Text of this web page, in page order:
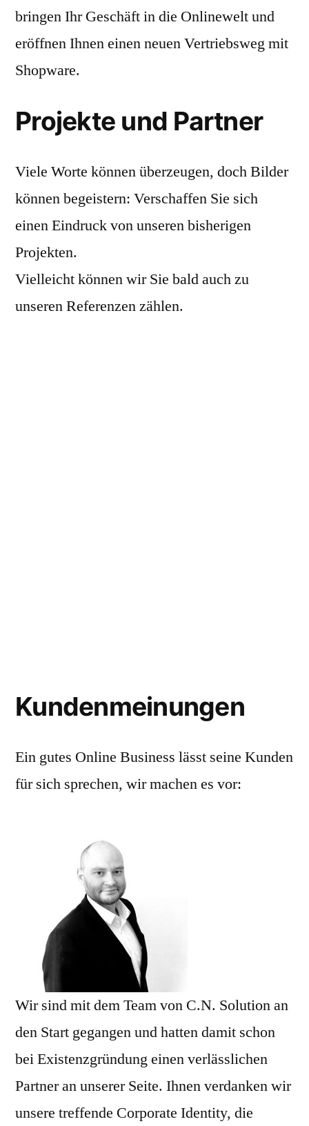
bringen Ihr Geschäft in die Onlinewelt und
eröffnen Ihnen einen neuen Vertriebsweg mit
Shopware.
Projekte und Partner
Viele Worte können überzeugen, doch Bilder
können begeistern: Verschaffen Sie sich
einen Eindruck von unseren bisherigen
Projekten.
Vielleicht können wir Sie bald auch zu
unseren Referenzen zählen.
Kundenmeinungen
Ein gutes Online Business lässt seine Kunden
für sich sprechen, wir machen es vor:
Wir sind mit dem Team von C.N. Solution an
den Start gegangen und hatten damit schon
bei Existenzgründung einen verlässlichen
Partner an unserer Seite. Ihnen verdanken wir
unsere treffende Corporate Identity, die